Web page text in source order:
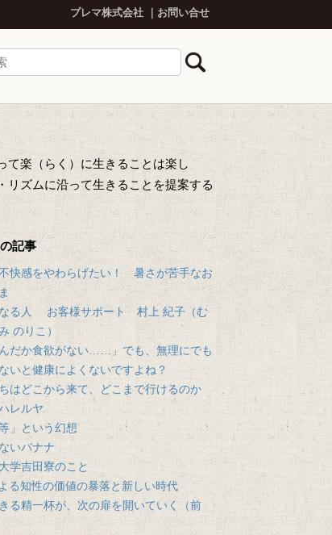
プレマ株式会社 お問い合せ
て楽（らく）に生きることは楽し
リズムに沿って生きることを提案する
記事
快感をやわらげたい！ 暑さが苦手なお
る人 お客様サポート 村上 紀子（む
のりこ）
んだか食欲がない……」でも、無理にでも
いと健康によくないですよね？
はどこから来て、どこまで行けるのか
レルヤ
等」という幻想
いバナナ
学吉田寮のこと
る知性の価値の暴落と新しい時代
る精一杯が、次の扉を開いていく（前